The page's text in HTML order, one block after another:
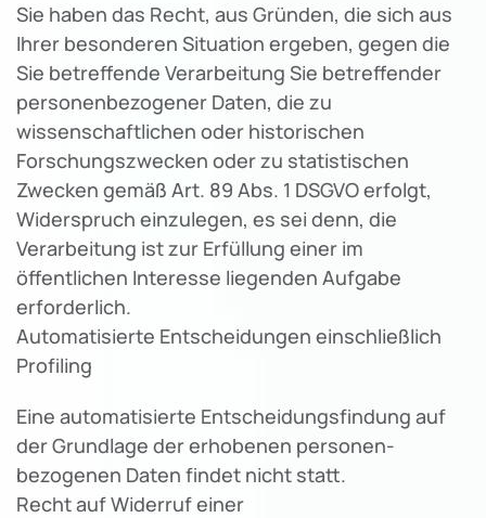
Sie haben das Recht, aus Gründen, die sich aus
Ihrer besonderen Situation ergeben, gegen die
Sie betreffende Verarbeitung Sie betreffender
personenbezogener Daten, die zu
wissenschaftlichen oder historischen
Forschungszwecken oder zu statistischen
Zwecken gemäß Art. 89 Abs. 1 DSGVO erfolgt,
Widerspruch einzulegen, es sei denn, die
Verarbeitung ist zur Erfüllung einer im
öffentlichen Interesse liegenden Aufgabe
erforderlich.
Automatisierte Entscheidungen einschließlich
Profiling
Eine automatisierte Entscheidungsfindung auf
der Grundlage der erhobenen personen-
bezogenen Daten findet nicht statt.
Recht auf Widerruf einer